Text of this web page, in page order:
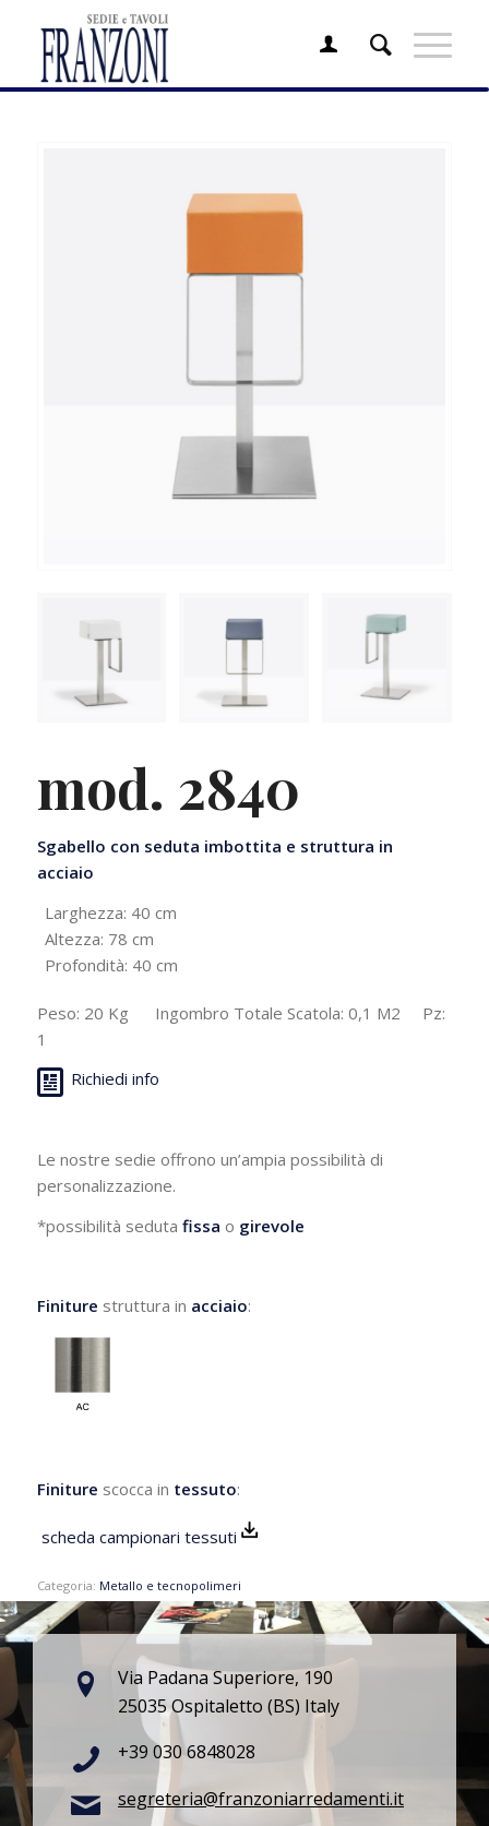
mod. 2840
Sgabello con seduta imbottita e struttura in
acciaio
Larghezza: 40 cm
Altezza: 78 cm
Profondità: 40 cm
Peso: 20 Kg Ingombro Totale Scatola: 0,1 M2 Pz:
1
Richiedi info
Le nostre sedie offrono un’ampia possibilità di
personalizzazione.
*possibilità seduta fissa o girevole
Finiture struttura in acciaio:
Finiture scocca in tessuto:
scheda campionari tessuti
Categoria: Metallo e tecnopolimeri
Via Padana Superiore, 190
25035 Ospitaletto (BS) Italy
+39 030 6848028
segreteria@franzoniarredamenti.it